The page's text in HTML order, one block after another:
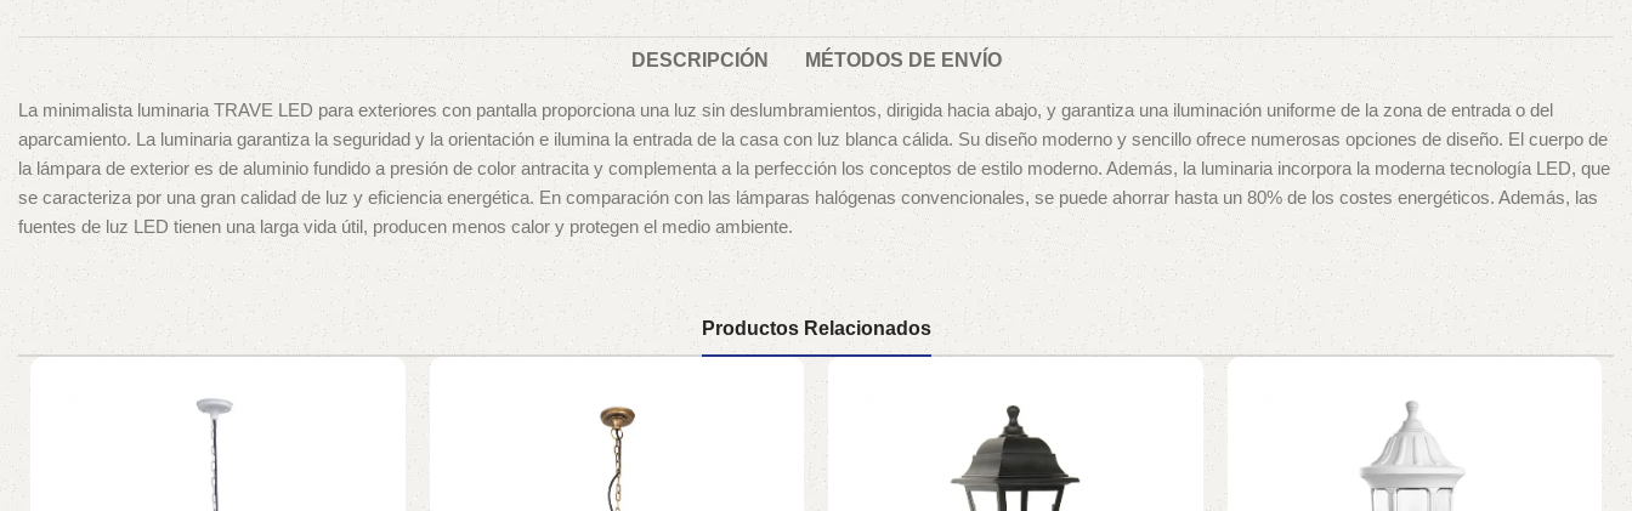
DESCRIPCIÓN MÉTODOS DE ENVÍO
La minimalista luminaria TRAVE LED para exteriores con pantalla proporciona una luz sin deslumbramientos, dirigida hacia abajo, y garantiza una iluminación uniforme de la zona de entrada o del
aparcamiento. La luminaria garantiza la seguridad y la orientación e ilumina la entrada de la casa con luz blanca cálida. Su diseño moderno y sencillo ofrece numerosas opciones de diseño. El cuerpo de
la lámpara de exterior es de aluminio fundido a presión de color antracita y complementa a la perfección los conceptos de estilo moderno. Además, la luminaria incorpora la moderna tecnología LED, que
se caracteriza por una gran calidad de luz y eficiencia energética. En comparación con las lámparas halógenas convencionales, se puede ahorrar hasta un 80% de los costes energéticos. Además, las
fuentes de luz LED tienen una larga vida útil, producen menos calor y protegen el medio ambiente.
Productos Relacionados